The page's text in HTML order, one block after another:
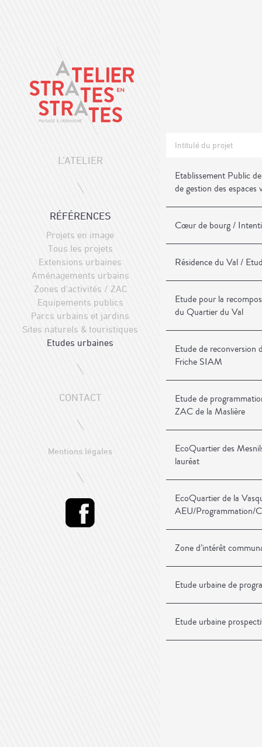
L'ATELIER
RÉFÉRENCES
Projets en image
Tous les projets
Extensions urbaines
Aménagements urbains
Zones d'activités / ZAC
Equipements publics
Parcs urbains et jardins
Sites naturels & touristiques
Etudes urbaines
CONTACT
Mentions légales
Intitulé du projet
Etablissement Public
de gestion des espaces
Cœur de bourg /
Résidence du Val /
Etude pour la
du Quartier du Val
Etude de reconversion
Friche SIAM
Etude de
ZAC de la Maslière
EcoQuartier des
lauréat
EcoQuartier de la
AEU/Programmation/
Zone d’intérêt
Etude urbaine de
Etude urbaine